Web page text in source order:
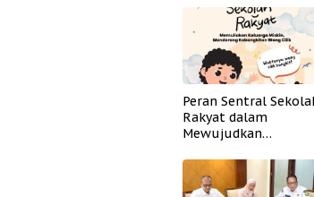
Peran Sentral
Rakyat dalam
Mewujudkan